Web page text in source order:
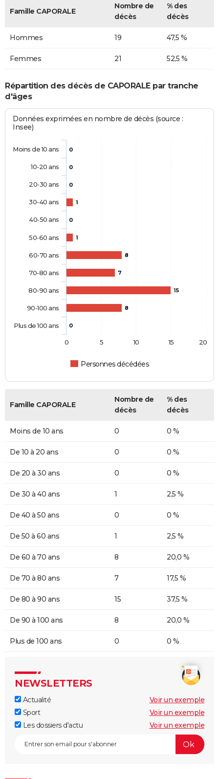
Famille CAPORALE
Nombre de
décès
% des
décès
Hommes 19 47,5 %
Femmes 21 52,5 %
Répartition des décès de CAPORALE par tranche
d'âges
Données exprimées en nombre de décès (source :
Insee)
0
0
0
1
0
1
8
7
15
8
0
Personnes décédées
Moins de 10 ans
10-20 ans
20-30 ans
30-40 ans
40-50 ans
50-60 ans
60-70 ans
70-80 ans
80-90 ans
90-100 ans
Plus de 100 ans
0 5 10 15 20
Famille CAPORALE
Nombre de
décès
% des
décès
Moins de 10 ans 0 0 %
De 10 à 20 ans 0 0 %
De 20 à 30 ans 0 0 %
De 30 à 40 ans 1 2,5 %
De 40 à 50 ans 0 0 %
De 50 à 60 ans 1 2,5 %
De 60 à 70 ans 8 20,0 %
De 70 à 80 ans 7 17,5 %
De 80 à 90 ans 15 37,5 %
De 90 à 100 ans 8 20,0 %
Plus de 100 ans 0 0 %
NEWSLETTERS
Actualité
Voir un exemple
Sport
Voir un exemple
Les dossiers d'actu
Voir un exemple